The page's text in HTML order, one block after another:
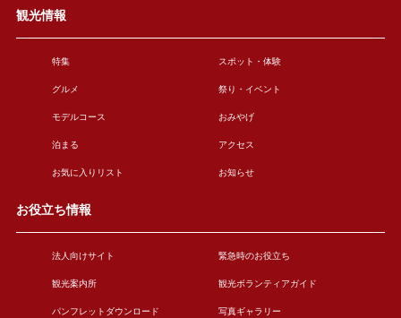
観光情報
特集 スポット・体験
グルメ 祭り・イベント
モデルコース おみやげ
泊まる アクセス
お気に入りリスト お知らせ
お役立ち情報
法人向けサイト 緊急時のお役立ち
観光案内所 観光ボランティアガイド
パンフレットダウンロード 写真ギャラリー